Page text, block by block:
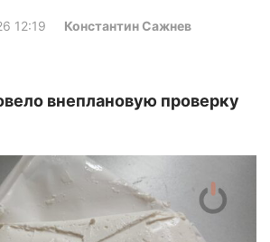
12:19
Константин Сажнев
внеплановую проверку